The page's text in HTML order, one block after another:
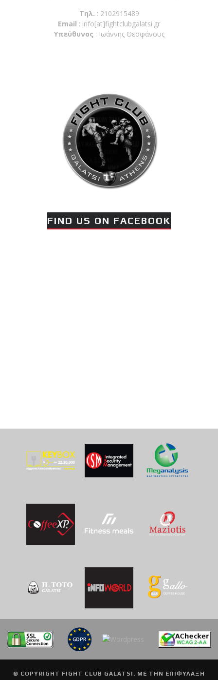
Τηλ. : 2102915489
Email : info[at]fightclubgalatsi.gr
Υπεύθυνος : Ιωάννης Θεοφάνους
FIND US ON FACEBOOK
© COPYRIGHT FIGHT CLUB GALATSI
. ΜΕ ΤΗΝ ΕΠΙΦΥΛΑΞΗ